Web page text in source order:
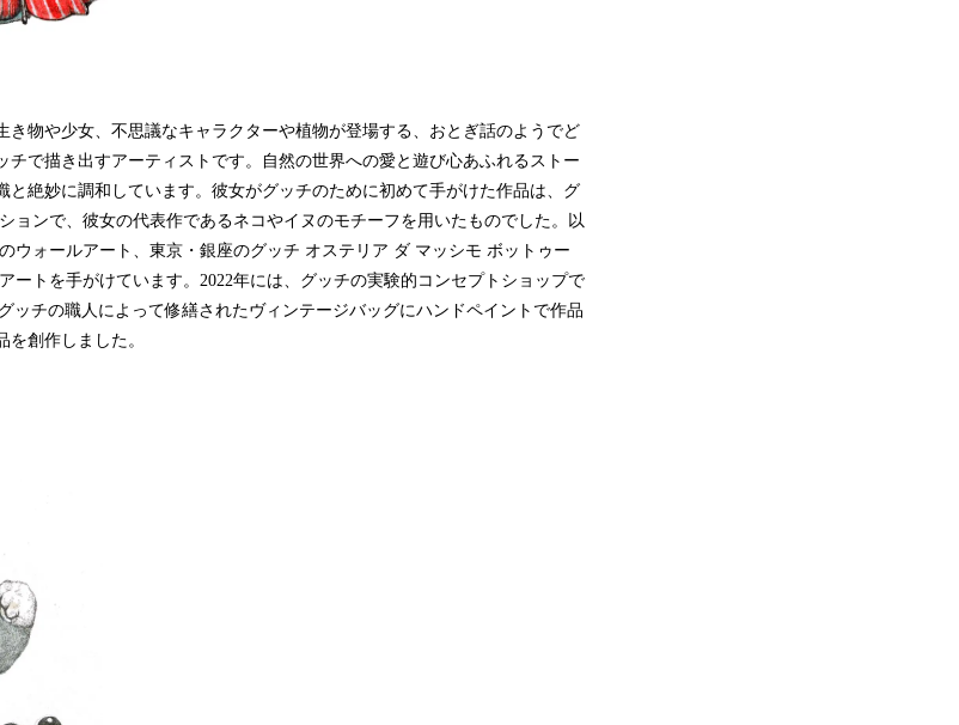
き物や少女、不思議なキャラクターや植物が登場する、おとぎ話のようでど
チで描き出すアーティストです。自然の世界への愛と遊び心あふれるストー
と絶妙に調和しています。彼女がグッチのために初めて手がけた作品は、グ
ョンで、彼女の代表作であるネコやイヌのモチーフを用いたものでした。以
ウォールアート、東京・銀座のグッチ オステリア ダ マッシモ ボットゥー
ートを手がけています。2022年には、グッチの実験的コンセプトショップで
ッチの職人によって修繕されたヴィンテージバッグにハンドペイントで作品
創作しました。